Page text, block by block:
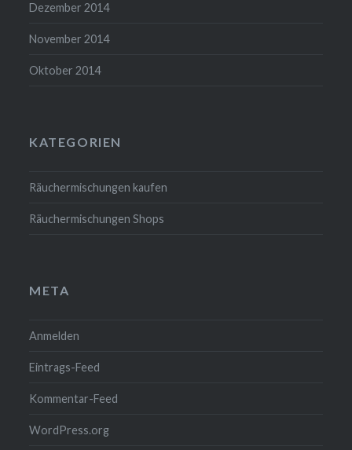
Dezember 2014
November 2014
Oktober 2014
KATEGORIEN
Räuchermischungen kaufen
Räuchermischungen Shops
META
Anmelden
Eintrags-Feed
Kommentar-Feed
WordPress.org